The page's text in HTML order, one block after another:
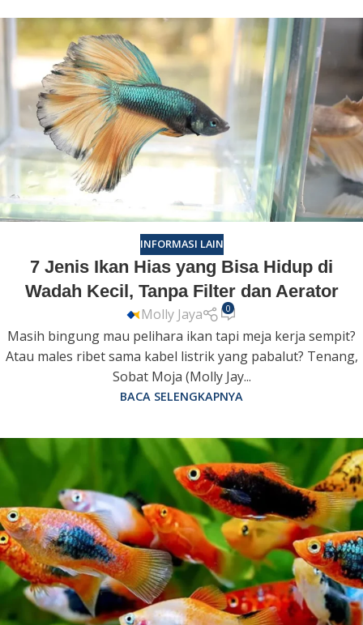
INFORMASI LAIN
7 Jenis Ikan Hias yang Bisa Hidup di
Wadah Kecil, Tanpa Filter dan Aerator
Molly Jaya 0
Masih bingung mau pelihara ikan tapi meja kerja sempit?
Atau males ribet sama kabel listrik yang pabalut? Tenang,
Sobat Moja (Molly Jay...
BACA SELENGKAPNYA